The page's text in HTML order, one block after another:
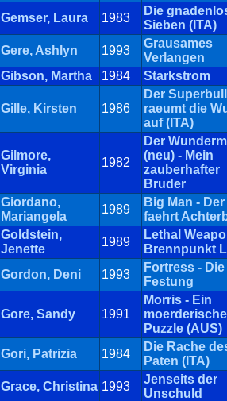
Gemser, Laura 1983
Die
Sieben (ITA)
Gere, Ashlyn
1993
Grausames
Verlangen
Gibson, Martha
1984 Starkstrom
Gille, Kirsten 1986
Der
raeumt die
auf (ITA)
Gilmore,
Virginia
1982
Der
(neu) - Mein
zauberhafter
Bruder
Giordano,
Mariangela
1989
Big Man -
faehrt
Goldstein,
Jenette
1989
Lethal
Brennpunkt
Gordon, Deni
1993
Fortress - Die
Festung
Gore, Sandy 1991
Morris - Ein
Puzzle (AUS)
Gori, Patrizia
1984
Die Rache
Paten (ITA)
Grace, Christina 1993
Jenseits der
Unschuld